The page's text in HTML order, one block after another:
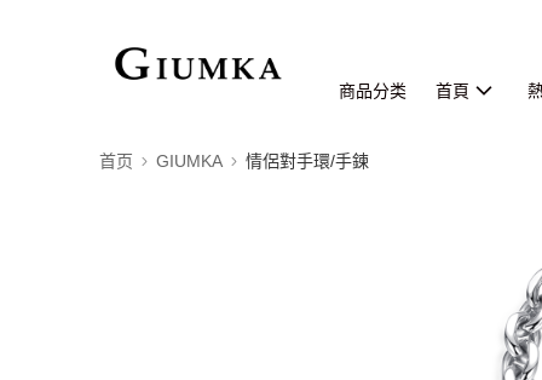
商品分类 首頁
首页 GIUMKA 情侶對手環/手鍊